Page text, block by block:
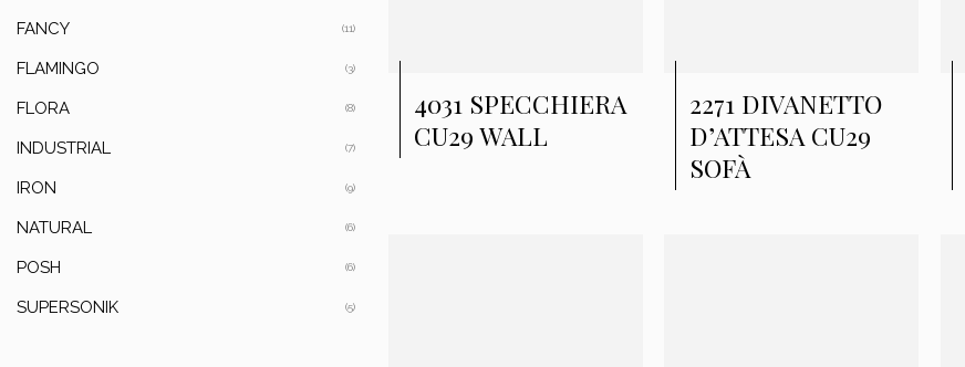
FANCY (11)
FLAMINGO (3)
FLORA (8)
INDUSTRIAL (7)
IRON (9)
NATURAL (6)
POSH (6)
SUPERSONIK (5)
4031 SPECCHIERA
CU29 WALL
2271 DIVANETTO
D’ATTESA CU29
SOFÀ